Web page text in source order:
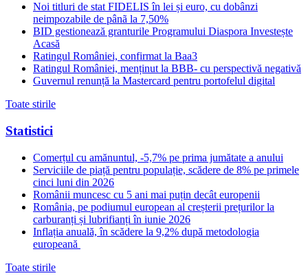
Noi titluri de stat FIDELIS în lei și euro, cu dobânzi
neimpozabile de pânã la 7,50%
BID gestionează granturile Programului Diaspora Investește
Acasă
Ratingul României, confirmat la Baa3
Ratingul României, menținut la BBB- cu perspectivă negativă
Guvernul renunță la Mastercard pentru portofelul digital
Toate stirile
Statistici
Comerțul cu amănuntul, -5,7% pe prima jumătate a anului
Serviciile de piață pentru populație, scădere de 8% pe primele
cinci luni din 2026
Românii muncesc cu 5 ani mai puțin decât europenii
România, pe podiumul european al creșterii prețurilor la
carburanți și lubrifianți în iunie 2026
Inflația anuală, în scădere la 9,2% după metodologia
europeană
Toate stirile